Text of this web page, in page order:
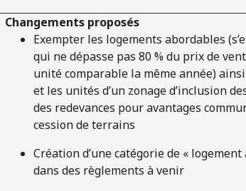
Changements proposés
Exempter les logements abordables
qui ne dépasse pas 80 % du prix de
unité comparable la même année)
et les unités d’un zonage d’inclusion
des redevances pour avantages
cession de terrains
Création d’une catégorie de «
dans des règlements à venir